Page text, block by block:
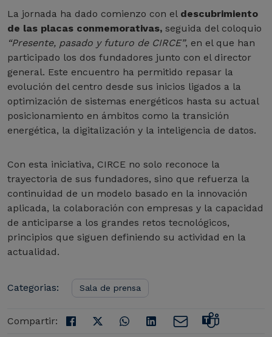
La jornada ha dado comienzo con el descubrimiento
de las placas conmemorativas, seguida del coloquio
“Presente, pasado y futuro de CIRCE”, en el que han
participado los dos fundadores junto con el director
general. Este encuentro ha permitido repasar la
evolución del centro desde sus inicios ligados a la
optimización de sistemas energéticos hasta su actual
posicionamiento en ámbitos como la transición
energética, la digitalización y la inteligencia de datos.
Con esta iniciativa, CIRCE no solo reconoce la
trayectoria de sus fundadores, sino que refuerza la
continuidad de un modelo basado en la innovación
aplicada, la colaboración con empresas y la capacidad
de anticiparse a los grandes retos tecnológicos,
principios que siguen definiendo su actividad en la
actualidad.
Categorias: Sala de prensa
Compartir: